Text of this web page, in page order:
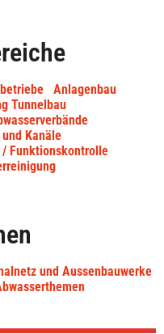
Anlagenbau
Tunnelbau
Kanäle
/ Funktionskontrolle
und Aussenbauwerke